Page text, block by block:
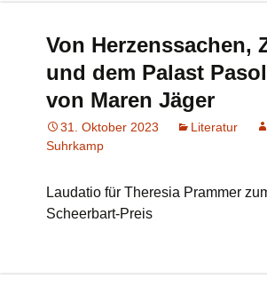
Von Herzenssachen,
und dem Palast
von Maren Jäger
31. Oktober 2023 Literatur
Suhrkamp
Laudatio für Theresia Prammer
Scheerbart-Preis